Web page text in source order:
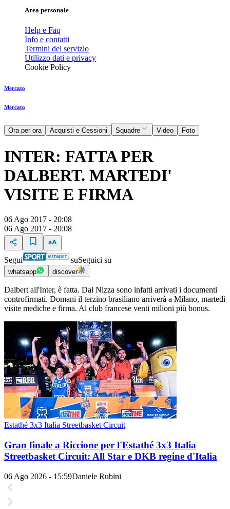
Area personale
Help e Faq
Info e contatti
Termini del servizio
Utilizzo dati e privacy
Cookie Policy
Mercato
Mercato
Ora per ora Acquisti e Cessioni Squadre Video Foto
INTER: FATTA PER
DALBERT. MARTEDI'
VISITE E FIRMA
06 Ago 2017 - 20:08
06 Ago 2017 - 20:08
Segui suSeguici su
whatsapp discover
Dalbert all'Inter, è fatta. Dal Nizza sono infatti arrivati i documenti
controfirmati. Domani il terzino brasiliano arriverà a Milano, martedì
visite mediche e firma. Al club francese venti milioni più bonus.
Estathé 3x3 Italia Streetbasket Circuit
Gran finale a Riccione per l'Estathé 3x3 Italia
Streetbasket Circuit: All Star e DKB regine d'Italia
06 Ago 2026 - 15:59Daniele Rubini